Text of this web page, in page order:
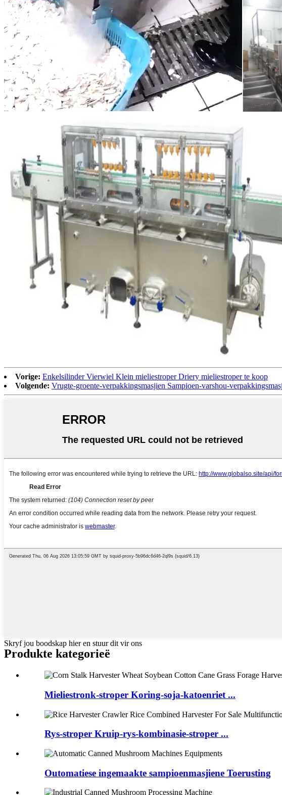
Vorige: Enkelsilinder Vierwiel Klein mieliestroper Driery mieliestroper te koop
Volgende: Vrugte-groente-verpakkingsmasjien Sampioen-varshou-
Skryf jou boodskap hier en stuur dit vir ons
Produkte kategorieë
Mieliestronk-stroper Koring-soja-katoenriet ...
Rys-stroper Kruip-rys-kombinasie-stroper ...
Outomatiese ingemaakte sampioenmasjiene Toerusting